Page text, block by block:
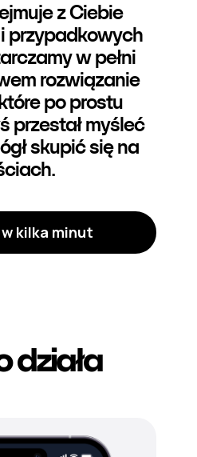
z Ciebie
przypadkowych
w pełni
rozwiązanie
po prostu
przestał myśleć
skupić się na
kilka minut
działa